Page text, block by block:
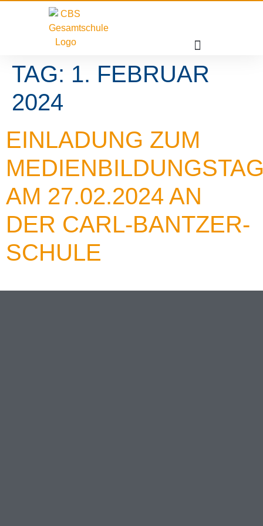
TAG: 1. FEBRUAR
2024
EINLADUNG ZUM
AM 27.02.2024 AN
DER CARL-BANTZER-
SCHULE